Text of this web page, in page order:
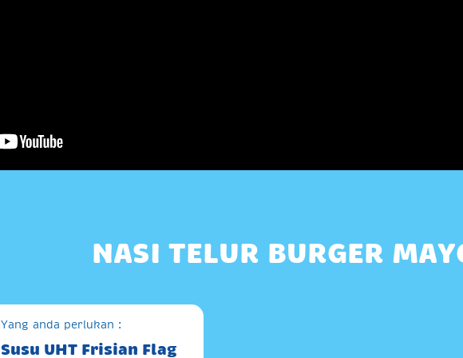
NASI TELUR BURGER
Yang anda perlukan :
Susu UHT Frisian Flag